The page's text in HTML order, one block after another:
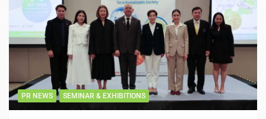
PR NEWS SEMINAR & EXHIBITIONS